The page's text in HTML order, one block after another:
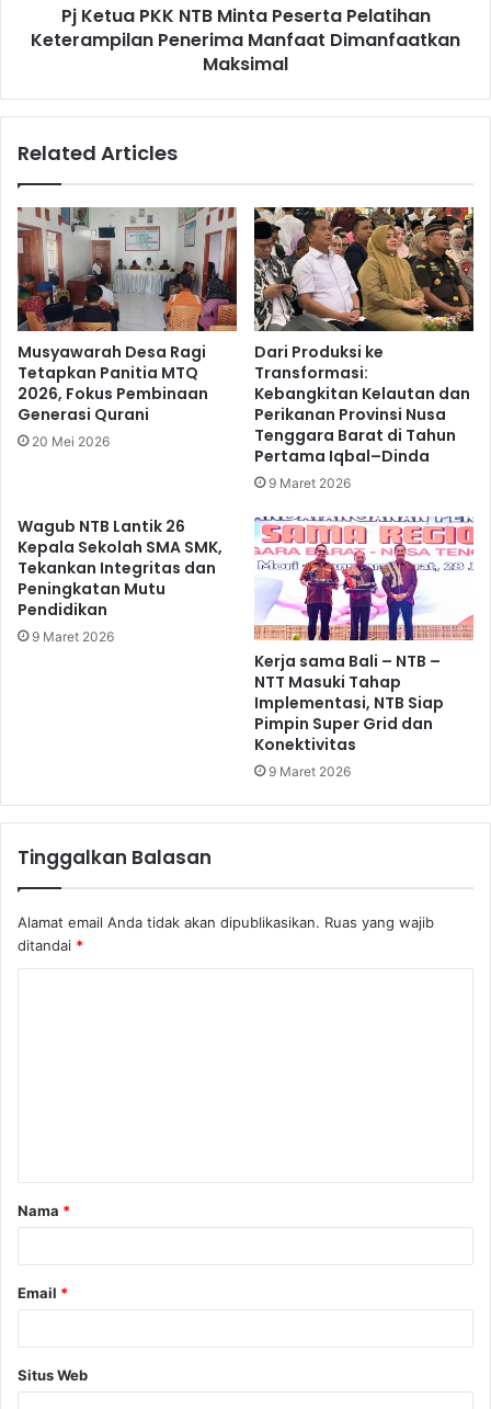
Pj Ketua PKK NTB Minta Peserta Pelatihan
Keterampilan Penerima Manfaat Dimanfaatkan
Maksimal
Related Articles
Musyawarah Desa Ragi
Tetapkan Panitia MTQ
2026, Fokus Pembinaan
Generasi Qurani
20 Mei 2026
Dari Produksi ke
Transformasi:
Kebangkitan Kelautan dan
Perikanan Provinsi Nusa
Tenggara Barat di Tahun
Pertama Iqbal–Dinda
9 Maret 2026
Wagub NTB Lantik 26
Kepala Sekolah SMA SMK,
Tekankan Integritas dan
Peningkatan Mutu
Pendidikan
9 Maret 2026
Kerja sama Bali – NTB –
NTT Masuki Tahap
Implementasi, NTB Siap
Pimpin Super Grid dan
Konektivitas
9 Maret 2026
Tinggalkan Balasan
Alamat email Anda tidak akan dipublikasikan. Ruas yang wajib
ditandai *
a
r
Nama *
Email *
Situs Web